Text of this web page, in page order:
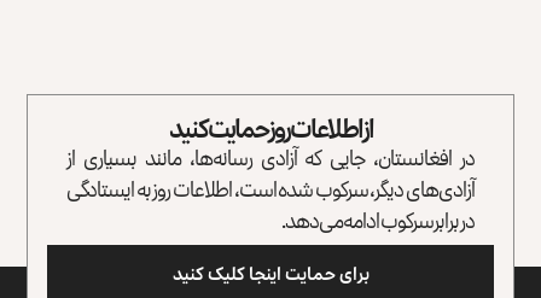
از اطلاعات روز حمایت کنید
در افغانستان، جایی که آزادی رسانه‌ها، مانند بسیاری از
آزادی‌های دیگر، سرکوب شده است، اطلاعات روز به ایستادگی
در برابر سرکوب ادامه می‌دهد.
برای حمایت اینجا کلیک کنید